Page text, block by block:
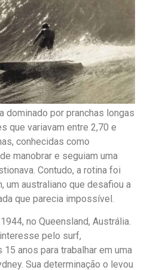
dominado por pranchas longas
que variavam entre 2,70 e
conhecidas como
manobrar e seguiam uma
Contudo, a rotina foi
um australiano que desafiou a
que parecia impossível.
no Queensland, Austrália.
pelo surf,
anos para trabalhar em uma
Sua determinação o levou